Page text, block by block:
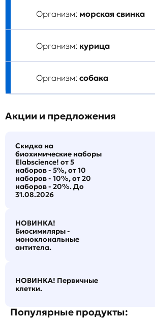
Организм: морская свинка
Организм: курица
Организм: собака
Акции и предложения
Скидка на
биохимические наборы
Elabscience! от 5
наборов - 5%, от 10
наборов - 10%, от 20
наборов - 20%. До
31.08.2026
НОВИНКА!
Биосимиляры -
моноклональные
антитела.
НОВИНКА! Первичные
клетки.
Популярные продукты: